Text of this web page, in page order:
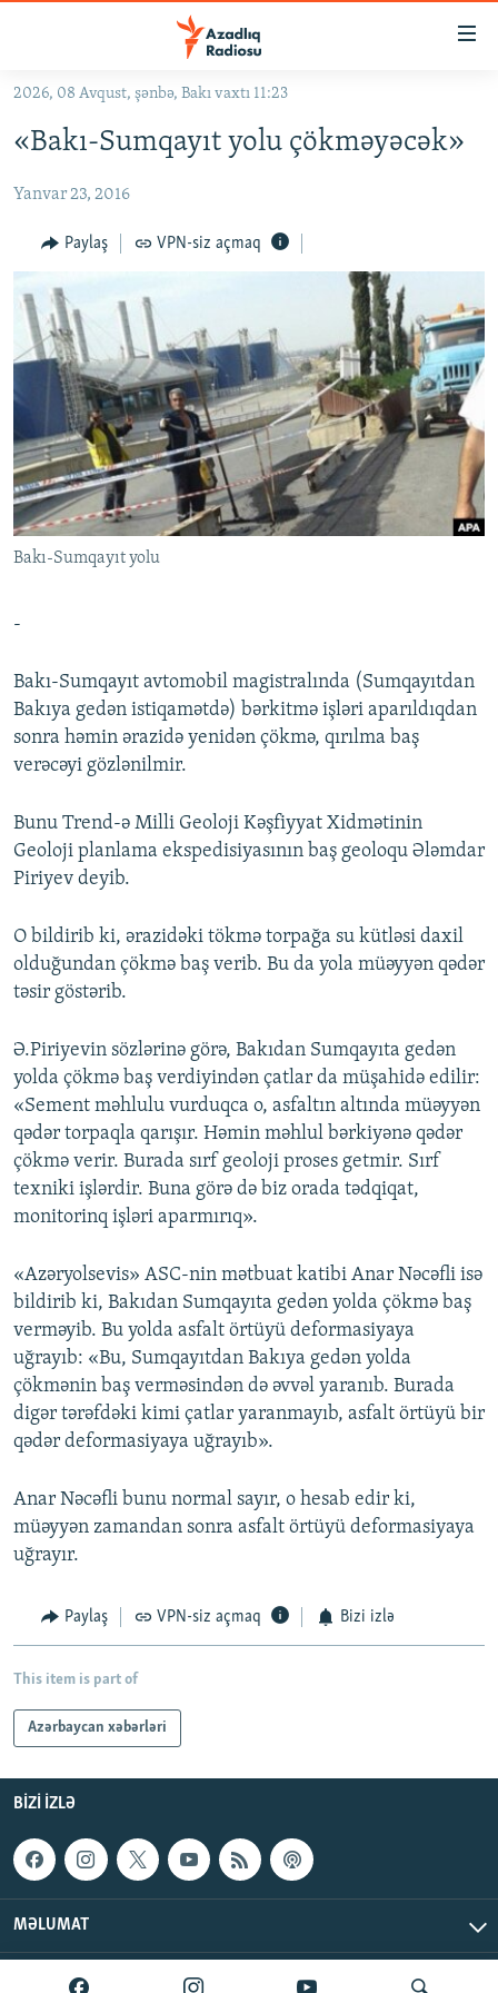
Əsas
qayıt
naviqasiyaya
Axtarışa
KORRUPSIOMETR
#ƏSLINDƏ
FƏRQƏ BAX
QANUNI DOĞRU
ARAŞDIRMA
MULTIMEDIA
VIDEO
FOTOQALEREYA
İNFOQRAFIKA
KARIKATURA
RADIO ARXIV
OXU ZALI
AZƏRBAYCAN ƏDƏBIYYATI KITABXANASI
İSLAM VƏ DEMOKRATIYA
HAQQIMIZDA
MISSIYAMIZ
PEŞƏ ETIKASI VƏ JURNALISTIKA STANDARTLARIMIZ
BIZIMLƏ ƏLAQƏ
XƏBƏR BÜLLETENLƏRIMIZ
BIZI IZLƏ
2026, 08 Avqust, şənbə, Bakı vaxtı 11:23
«Bakı-Sumqayıt yolu çökməyəcək»
Yanvar 23, 2016
Paylaş VPN-siz açmaq
Bakı-Sumqayıt yolu
-
Bakı-Sumqayıt avtomobil magistralında (Sumqayıtdan
Bakıya gedən istiqamətdə) bərkitmə işləri aparıldıqdan
sonra həmin ərazidə yenidən çökmə, qırılma baş
verəcəyi gözlənilmir.
Bunu Trend-ə Milli Geoloji Kəşfiyyat Xidmətinin
Geoloji planlama ekspedisiyasının baş geoloqu Ələmdar
Piriyev deyib.
O bildirib ki, ərazidəki tökmə torpağa su kütləsi daxil
olduğundan çökmə baş verib. Bu da yola müəyyən qədər
təsir göstərib.
Ə.Piriyevin sözlərinə görə, Bakıdan Sumqayıta gedən
yolda çökmə baş verdiyindən çatlar da müşahidə edilir:
«Sement məhlulu vurduqca o, asfaltın altında müəyyən
qədər torpaqla qarışır. Həmin məhlul bərkiyənə qədər
çökmə verir. Burada sırf geoloji proses getmir. Sırf
texniki işlərdir. Buna görə də biz orada tədqiqat,
monitorinq işləri aparmırıq».
«Azəryolsevis» ASC-nin mətbuat katibi Anar Nəcəfli isə
bildirib ki, Bakıdan Sumqayıta gedən yolda çökmə baş
verməyib. Bu yolda asfalt örtüyü deformasiyaya
uğrayıb: «Bu, Sumqayıtdan Bakıya gedən yolda
çökmənin baş verməsindən də əvvəl yaranıb. Burada
digər tərəfdəki kimi çatlar yaranmayıb, asfalt örtüyü bir
qədər deformasiyaya uğrayıb».
Anar Nəcəfli bunu normal sayır, o hesab edir ki,
müəyyən zamandan sonra asfalt örtüyü deformasiyaya
uğrayır.
Paylaş VPN-siz açmaq Bizi izlə
This item is part of
Azərbaycan xəbərləri
BIZI IZLƏ
MƏLUMAT
AzadlıqRadiosu © 2026 Inc. | Bütün hüquqlar qorunur